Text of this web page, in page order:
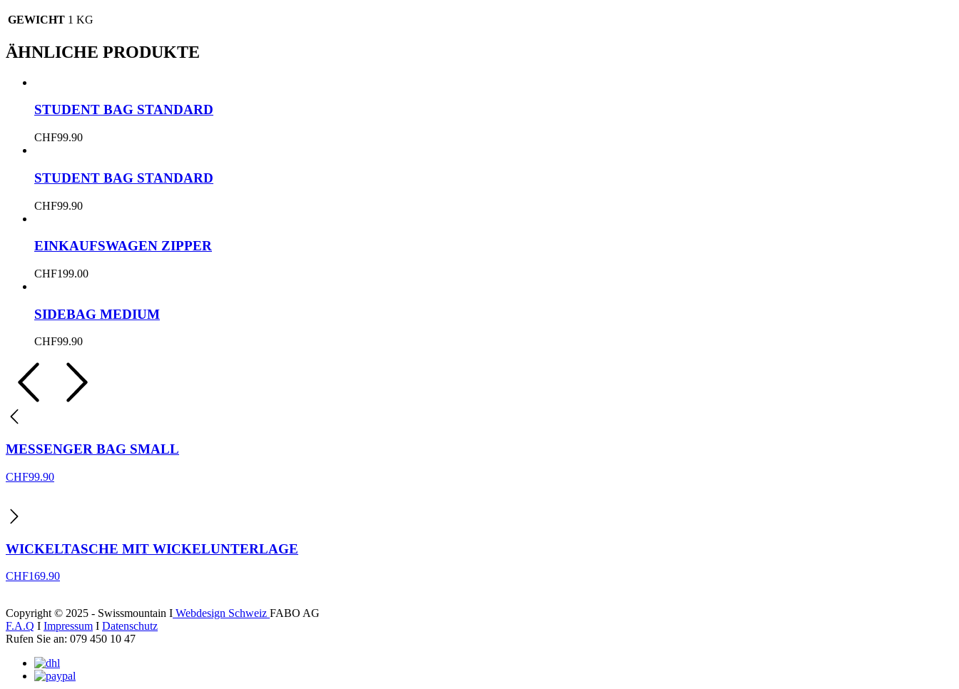
GEWICHT 1 KG
ÄHNLICHE PRODUKTE
STUDENT BAG STANDARD
CHF99.90
STUDENT BAG STANDARD
CHF99.90
EINKAUFSWAGEN ZIPPER
CHF199.00
SIDEBAG MEDIUM
CHF99.90
MESSENGER BAG SMALL
CHF99.90
WICKELTASCHE MIT WICKELUNTERLAGE
CHF169.90
Copyright © 2025 - Swissmountain I Webdesign Schweiz FABO AG
F.A.Q I Impressum I Datenschutz
Rufen Sie an: 079 450 10 47